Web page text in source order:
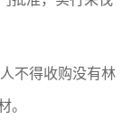
得收购没有林